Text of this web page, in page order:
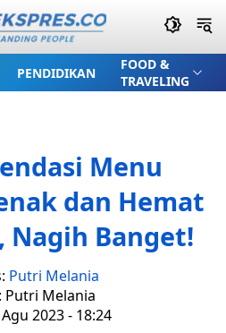
PENDIDIKAN
FOOD &
TRAVELING
Menu
dan Hemat
Nagih Banget!
Putri Melania
Putri Melania
2023 - 18:24